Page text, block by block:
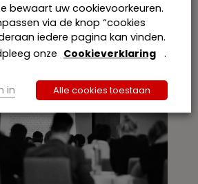
bewaart uw cookievoorkeuren.
via de knop “cookies
iedere pagina kan vinden.
onze Cookieverklaring .
in Alle cookies toestaan